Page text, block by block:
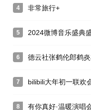
4 非常旅行+
5 2024微博音乐盛典
6 德云社张鹤伦郎鹤炎
7 bilibili大年初一联欢
8 有你真好·温暖演唱